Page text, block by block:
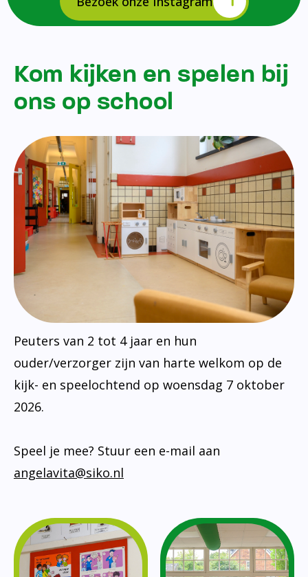
Kom kijken en spelen bij
ons op school
Peuters van 2 tot 4 jaar en hun
ouder/verzorger zijn van harte welkom op de
kijk- en speelochtend op woensdag 7 oktober
2026.
Speel je mee? Stuur een e-mail aan
angelavita@siko.nl